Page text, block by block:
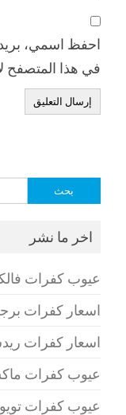
احفظ اسمي،
في هذا المتصفح
البحث
اخر ما نشر
عيوب كفرات
اسعار كفرات
اسعار كفرات
عيوب كفرات
عيوب كفرات تويو